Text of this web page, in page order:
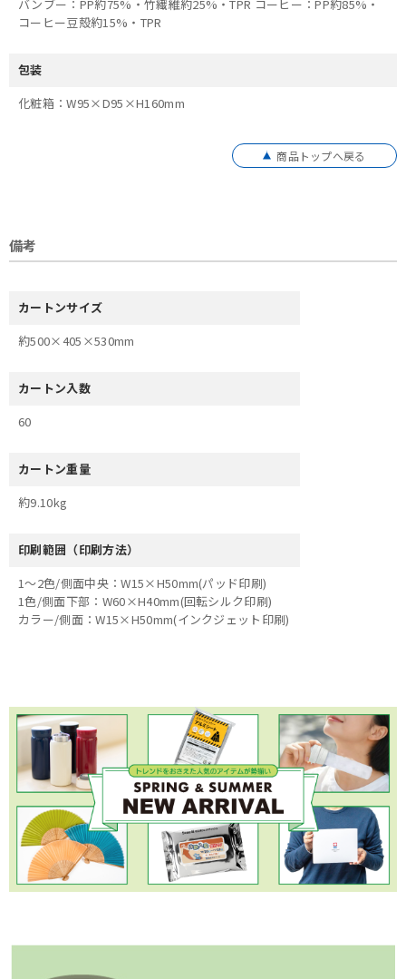
バンブー：PP約75%・竹繊維約25%・TPR コーヒー：PP約85%・
コーヒー豆殻約15%・TPR
包装
化粧箱：W95×D95×H160mm
商品トップへ戻る
備考
カートンサイズ
約500×405×530mm
カートン入数
60
カートン重量
約9.10kg
印刷範囲（印刷方法）
1～2色/側面中央：W15×H50mm(パッド印刷)
1色/側面下部：W60×H40mm(回転シルク印刷)
カラー/側面：W15×H50mm(インクジェット印刷)